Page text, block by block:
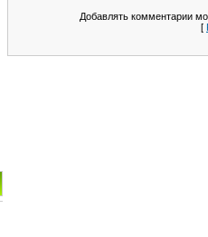
Добавлять комментарии
[